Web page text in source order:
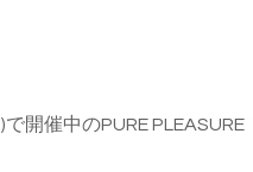
)で開催中のPURE